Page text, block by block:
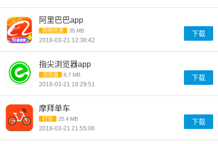
阿里巴巴app
购物优惠 35 MB
2018-03-21 12:38:42
下载
指尖浏览器app
浏览器 6.7 MB
2018-03-21 18:29:51
下载
摩拜单车
打车 25.4 MB
2018-03-21 21:55:06
下载